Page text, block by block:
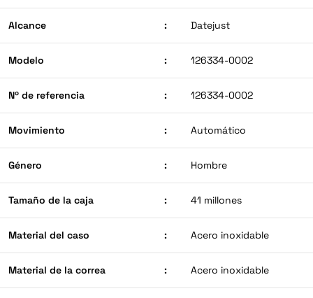
Alcance : Datejust
Modelo : 126334-0002
Nº de referencia : 126334-0002
Movimiento : Automático
Género : Hombre
Tamaño de la caja : 41 millones
Material del caso : Acero inoxidable
Material de la correa : Acero inoxidable